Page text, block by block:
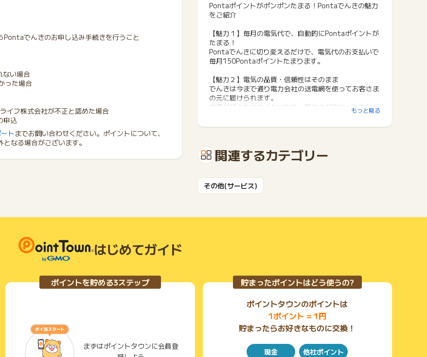
Pontaでんきのお申し込み手続きを行うこと
ない場合
った場合
イフ株式会社が不正と認めた場合
申込
トまでお問い合わせください。ポイントについて、
なる場合がございます。
Pontaポイントがポンポンたまる！Pontaでんきの魅力
をご紹介
【魅力１】毎月の電気代で、自動的にPontaポイントが
たまる！
Pontaでんきに切り変えるだけで、電気代のお支払いで
毎月150Pontaポイントたまります。
【魅力２】電気の品質・信頼性はそのまま
でんきは今まで通り電力会社の送電網を使ってお客さま
の元に届けられます。
停電が起こりやすくなったり、明るさが変わったりとい
信頼性や品質は今までと変わらなく、安心してご利用い
【魅力3】お申込みはwebでカンタン。初期・切替費用
は一切かかりません。
今の電力会社への連絡や工事の立ち合い・書類等のご記
入も不要です。
で安心
できます。
■こんな方におススメ
・Pontaポイントをためている方
・電力会社の切り替えに興味があり、電力会社は信頼性
で選びたい方
もっと見る
関連するカテゴリー
その他(サービス)
はじめてガイド
ポイントを貯める3ステップ
まずはポイントタウンに会員登
貯まったポイントはどう使うの?
ポイントタウンのポイントは
1ポイント = 1円
貯まったらお好きなものに交換！
現金
他社ポイント